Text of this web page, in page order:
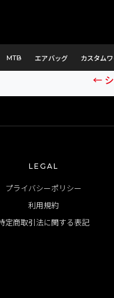
MTB エアバッグ カスタム
商品が
こちらの商品は品番に
← シ
LEGAL
プライバシーポリシー
利用規約
定商取引法に関する表記